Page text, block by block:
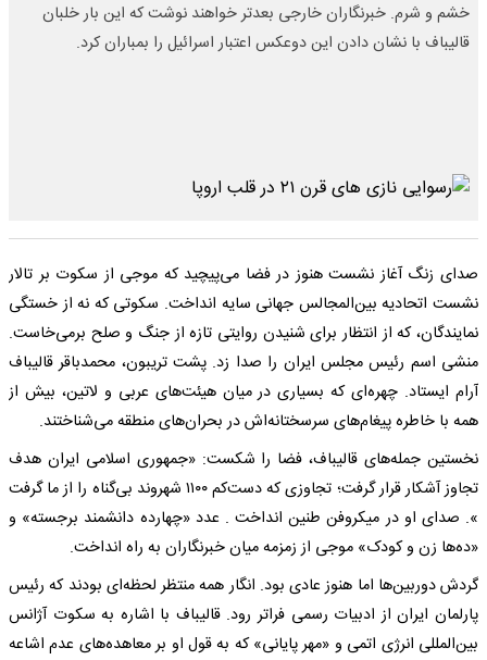
خشم و شرم. خبرنگاران خارجی بعدتر خواهند نوشت که این بار خلبان
قالیباف با نشان دادن این دوعکس اعتبار اسرائیل را بمباران کرد.
صدای زنگ آغاز نشست هنوز در فضا می‌پیچید که موجی از سکوت بر تالار
نشست اتحادیه بین‌المجالس جهانی سایه انداخت. سکوتی که نه از خستگی
نمایندگان، که از انتظار برای شنیدن روایتی تازه از جنگ و صلح برمی‌خاست.
منشی اسم رئیس مجلس ایران را صدا زد. پشت تریبون، محمدباقر قالیباف
آرام ایستاد. چهره‌ای که بسیاری در میان هیئت‌های عربی و لاتین، بیش از
همه با خاطره پیغام‌های سرسختانه‌اش در بحران‌های منطقه می‌شناختند.
​​​​​​نخستین جمله‌های قالیباف، فضا را شکست: «جمهوری اسلامی ایران هدف
تجاوز آشکار قرار گرفت؛ تجاوزی که دست‌کم ۱۱۰۰ شهروند بی‌گناه را از ما گرفت
». صدای او در میکروفن طنین انداخت . عدد «چهارده دانشمند برجسته» و
«ده‌ها زن و کودک» موجی از زمزمه میان خبرنگاران به راه انداخت.
گردش دوربین‌ها اما هنوز عادی بود. انگار همه منتظر لحظه‌ای بودند که رئیس
پارلمان ایران از ادبیات رسمی فراتر رود. قالیباف با اشاره به سکوت آژانس
بین‌المللی انرژی اتمی و «مهر پایانی» که به قول او بر معاهده‌های عدم اشاعه